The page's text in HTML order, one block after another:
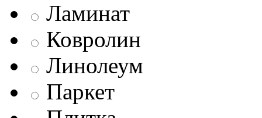
Ламинат
Ковролин
Линолеум
Паркет